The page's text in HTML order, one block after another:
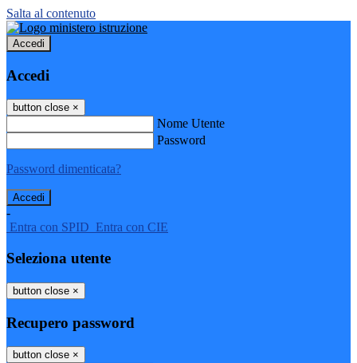
Salta al contenuto
Accedi
Accedi
button close ×
Nome Utente
Password
Password dimenticata?
-
Entra con SPID Entra con CIE
Seleziona utente
button close ×
Recupero password
button close ×